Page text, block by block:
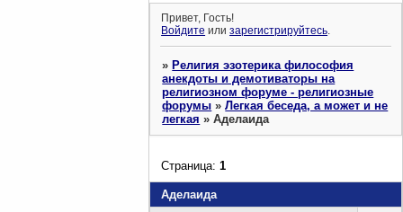
Привет, Гость!
Войдите илизарегистрируйтесь.
»Религия эзотерика философия
анекдоты и демотиваторы на
религиозном форуме - религиозные
форумы »Легкая беседа, а может и не
легкая »Аделаида
Аделаида
Страница:1